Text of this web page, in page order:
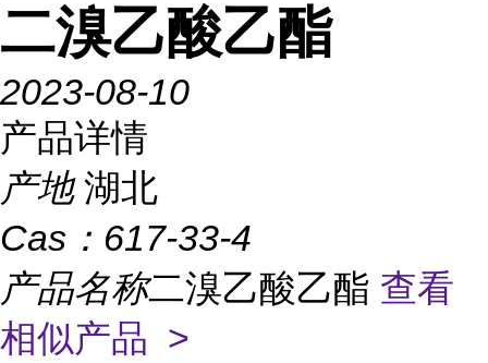
二溴乙酸乙酯
2023-08-10
产品详情
产地 湖北
Cas： 617-33-4
产品名称二溴乙酸乙酯 查看
相似产品 >